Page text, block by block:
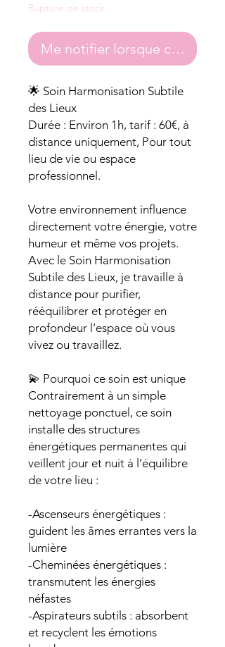
Rupture de stock
Me notifier lorsque cet
🌟 Soin Harmonisation Subtile
des Lieux
Durée : Environ 1h, tarif : 60€, à
distance uniquement, Pour tout
lieu de vie ou espace
professionnel.
Votre environnement influence
directement votre énergie, votre
humeur et même vos projets.
Avec le Soin Harmonisation
Subtile des Lieux, je travaille à
distance pour purifier,
rééquilibrer et protéger en
profondeur l’espace où vous
vivez ou travaillez.
💫 Pourquoi ce soin est unique
Contrairement à un simple
nettoyage ponctuel, ce soin
installe des structures
énergétiques permanentes qui
veillent jour et nuit à l’équilibre
de votre lieu :
-Ascenseurs énergétiques :
guident les âmes errantes vers la
lumière
-Cheminées énergétiques :
transmutent les énergies
néfastes
-Aspirateurs subtils : absorbent
et recyclent les émotions